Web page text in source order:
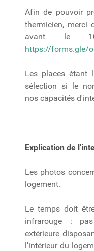
Afin de pouvoir
thermicien, merci
avant le
https://forms.gle/
Les places étant
sélection si le
nos capacités
Explication de
Les photos
logement.
Le temps doit
infrarouge :
extérieure
l'intérieur du